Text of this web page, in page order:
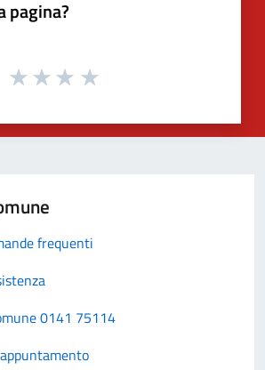
pagina?
frequenti
0141 75114